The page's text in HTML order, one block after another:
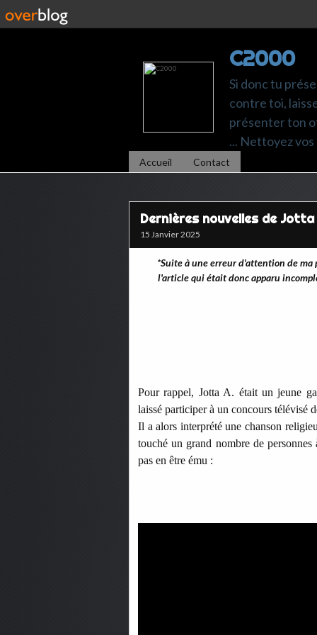
C2000
Si donc tu
contre toi,
présenter ton
... Nettoyez vos
Accueil Contact
Dernières nouvelles de
15 Janvier 2025
*Suite à une erreur d'attention de ma
l'article qui était donc apparu
Pour rappel, Jotta A. était un jeune
laissé participer à un concours télévisé
Il a alors interprété une chanson
touché un grand nombre de
pas en être ému :